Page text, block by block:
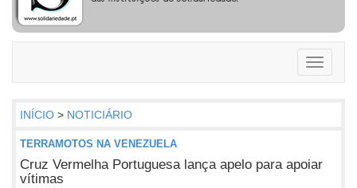
Toggle
INÍCIO > NOTICIÁRIO
TERRAMOTOS NA VENEZUELA
Cruz Vermelha Portuguesa lança apelo para apoiar
vítimas